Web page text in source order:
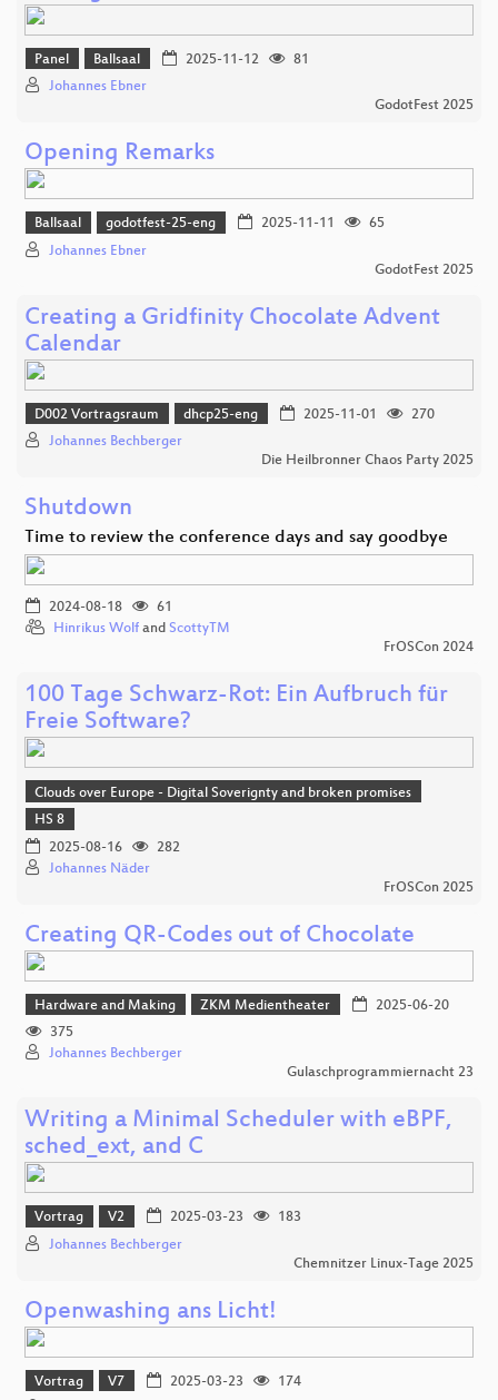
Panel Ballsaal 2025-11-12
81
Johannes Ebner
GodotFest 2025
Opening Remarks
Ballsaal godotfest-25-eng 2025-11-11
65
Johannes Ebner
GodotFest 2025
Creating a Gridfinity Chocolate Advent
Calendar
D002 Vortragsraum dhcp25-eng 2025-11-01
270
Johannes Bechberger
Die Heilbronner Chaos Party 2025
Shutdown
Time to review the conference days and say goodbye
2024-08-18
61
Hinrikus Wolf and ScottyTM
FrOSCon 2024
100 Tage Schwarz-Rot: Ein Aufbruch für
Freie Software?
Clouds over Europe - Digital Soverignty and broken promises
HS 8
2025-08-16
282
Johannes Näder
FrOSCon 2025
Creating QR-Codes out of Chocolate
Hardware and Making ZKM Medientheater
2025-06-20
375
Johannes Bechberger
Gulaschprogrammiernacht 23
Writing a Minimal Scheduler with eBPF,
sched_ext, and C
Vortrag V2 2025-03-23
183
Johannes Bechberger
Chemnitzer Linux-Tage 2025
Openwashing ans Licht!
Vortrag V7 2025-03-23
174